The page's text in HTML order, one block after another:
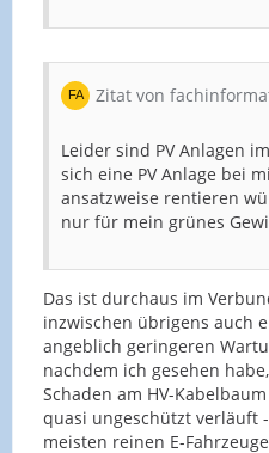
Zitat von
Leider sind PV Anlagen
sich eine PV Anlage bei
ansatzweise rentieren
nur für mein grünes
Das ist durchaus im
inzwischen übrigens auch
angeblich geringeren
nachdem ich gesehen
Schaden am HV-
quasi ungeschützt verläuft
meisten reinen E-